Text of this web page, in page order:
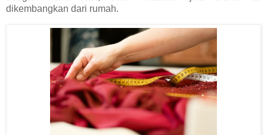
dikembangkan dari rumah.